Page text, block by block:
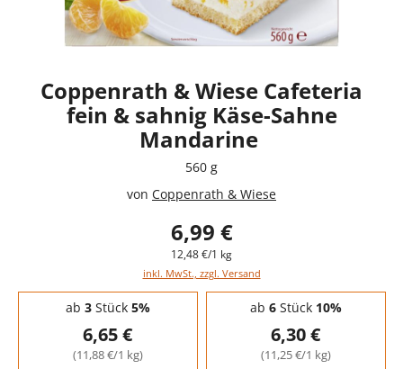
Coppenrath & Wiese Cafeteria
fein & sahnig Käse-Sahne
Mandarine
560 g
von Coppenrath & Wiese
6,99 €
12,48 €/1 kg
inkl. MwSt., zzgl. Versand
Staffelpreise - Mengenrabatt
ab 3Stück 5%
6,65 €
(11,88 €/1 kg)
ab 6Stück 10%
6,30 €
(11,25 €/1 kg)